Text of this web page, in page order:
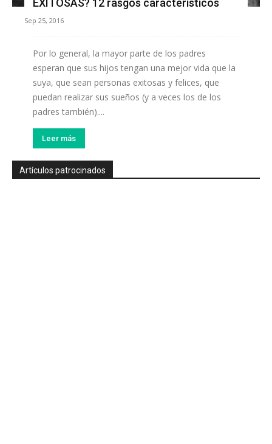
Sep 25, 2016
Por lo general, la mayor parte de los padres
esperan que sus hijos tengan una mejor vida que la
suya, que sean personas exitosas y felices, que
puedan realizar sus sueños (y a veces los de los
padres también)....
Leer más
Artículos patrocinados